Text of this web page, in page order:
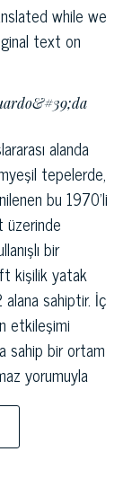
while we
text on
alanda
tepelerde,
bu 1970'li
üzerinde
bir
kişilik yatak
sahiptir. İç
etkileşimi
sahip bir ortam
yorumuyla
zeytin
m2'lik
dinlenme